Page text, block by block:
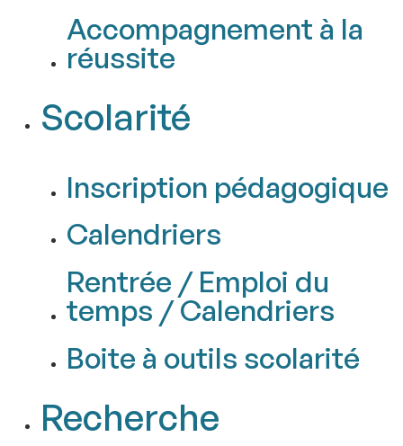
Accompagnement à la
réussite
Scolarité
Inscription pédagogique
Calendriers
Rentrée / Emploi du
temps / Calendriers
Boite à outils scolarité
Recherche